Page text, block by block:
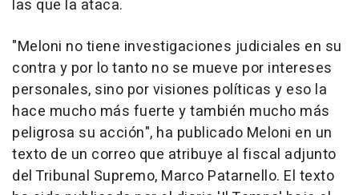
las que la ataca.
"Meloni no tiene investigaciones judiciales en su
contra y por lo tanto no se mueve por intereses
personales, sino por visiones políticas y eso la
hace mucho más fuerte y también mucho más
peligrosa su acción", ha publicado Meloni en un
texto de un correo que atribuye al fiscal adjunto
del Tribunal Supremo, Marco Patarnello. El texto